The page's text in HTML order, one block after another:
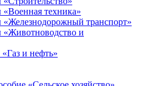
техника»
«Железнодорожный транспорт»
«Животноводство и
и нефть»